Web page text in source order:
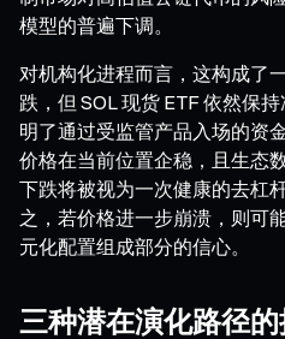
模型的普遍下调。
对机构化进程而言，这构成了
跌，但 SOL 现货 ETF 依然保
明了通过受监管产品入场的资
价格在当前位置企稳，且生态
下跌将被视为一次健康的去杠
之，若价格进一步崩溃，则可
元化配置组成部分的信心。
三种潜在演化路径